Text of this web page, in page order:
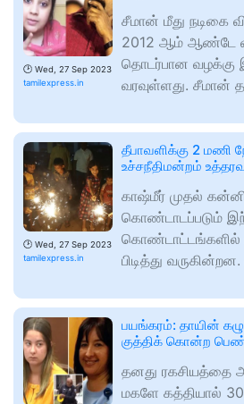
🕑 Wed, 27 Sep 2023
tamilexpress.in
சீமான் மீது நடிகை
2012 ஆம் ஆண்டே
தொடர்பான வழக்கு
வரவுள்ளது.
🕑 Wed, 27 Sep 2023
tamilexpress.in
தீபாவளிக்கு 2 மணி
உச்சநீதிமன்றம்
காஷ்மீர் முதல்
கொண்டாடப்படும்
கொண்டாட்டங்களில்
பிடித்து
பயங்கரம்: தாயின்
குத்திக் கொன்ற
தனது ரகசியத்தை
மகளே கத்தியால்